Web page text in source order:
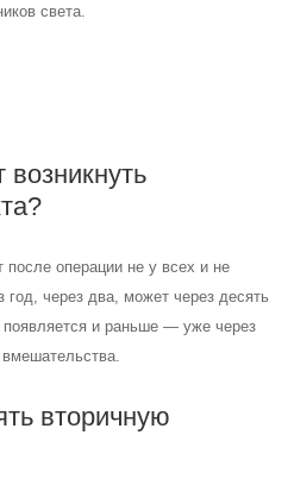
света.
после операции не у всех и не
год, через два, может через десять
и раньше — уже через
вторичную